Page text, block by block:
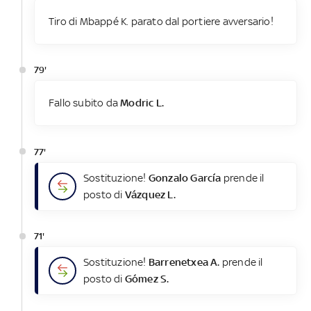
Tiro di Mbappé K. parato dal portiere avversario!
79'
Fallo subito daModric L.
77'
Sostituzione! Gonzalo García prende il
posto di Vázquez L.
71'
Sostituzione! Barrenetxea A. prende il
posto di Gómez S.